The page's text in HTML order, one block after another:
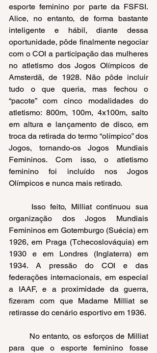
esporte feminino por parte da FSFSI.
Alice, no entanto, de forma bastante
inteligente e hábil, diante dessa
oportunidade, pôde finalmente negociar
com o COI a participação das mulheres
no atletismo dos Jogos Olímpicos de
Amsterdã, de 1928. Não pôde incluir
tudo o que queria, mas fechou o
“pacote” com cinco modalidades do
atletismo: 800m, 100m, 4x100m, salto
em altura e lançamento de disco, em
troca da retirada do termo “olímpico” dos
Jogos, tornando-os Jogos Mundiais
Femininos. Com isso, o atletismo
feminino foi incluído nos Jogos
Olímpicos e nunca mais retirado.
Isso feito, Milliat continuou sua
organização dos Jogos Mundiais
Femininos em Gotemburgo (Suécia) em
1926, em Praga (Tchecoslováquia) em
1930 e em Londres (Inglaterra) em
1934. A pressão do COI e das
federações internacionais, em especial
a IAAF, e a proximidade da guerra,
fizeram com que Madame Milliat se
retirasse do cenário esportivo em 1936.
No entanto, os esforços de Milliat
para que o esporte feminino fosse